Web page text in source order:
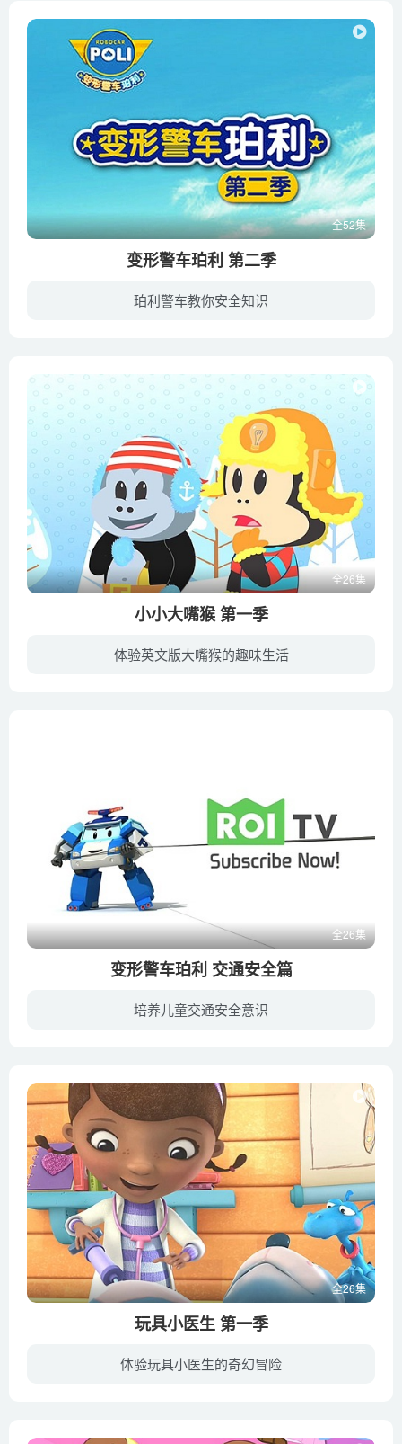
全52集
变形警车珀利 第二季
珀利警车教你安全知识
全26集
小小大嘴猴 第一季
体验英文版大嘴猴的趣味生活
全26集
变形警车珀利 交通安全篇
培养儿童交通安全意识
全26集
玩具小医生 第一季
体验玩具小医生的奇幻冒险